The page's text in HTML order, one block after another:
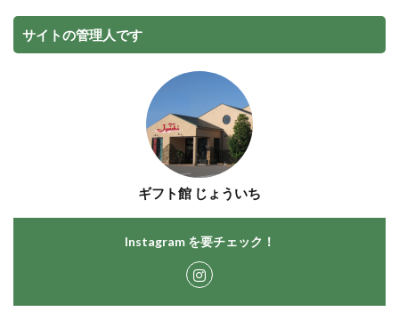
サイトの管理人です
ギフト館 じょういち
Instagram を要チェック！